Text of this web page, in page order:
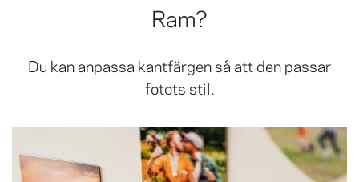
Ram?
Du kan anpassa kantfärgen så att den passar
fotots stil.